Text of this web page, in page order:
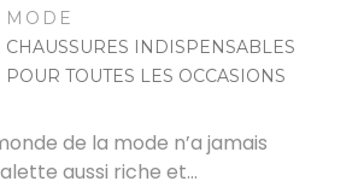
MODE
CHAUSSURES INDISPENSABLES
POUR TOUTES LES OCCASIONS
de la mode n’a jamais
aussi riche et…